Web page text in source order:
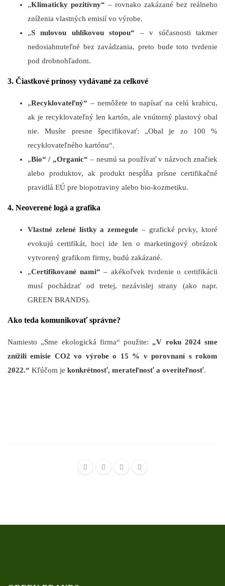
„Klimaticky pozitívny“ – rovnako zakázané bez reálneho
zníženia vlastných emisií vo výrobe.
„S nulovou uhlíkovou stopou“ – v súčasnosti takmer
nedosiahnuteľné bez zavádzania, preto bude toto tvrdenie
pod drobnohľadom.
3. Čiastkové prínosy vydávané za celkové
„Recyklovateľný“ – nemôžete to napísať na celú krabicu,
ak je recyklovateľný len kartón, ale vnútorný plastový obal
nie. Musíte presne špecifikovať: „Obal je zo 100 %
recyklovateľného kartónu“.
„Bio“ / „Organic“ – nesmú sa používať v názvoch značiek
alebo produktov, ak produkt nespĺňa prísne certifikačné
pravidlá EÚ pre biopotraviny alebo bio-kozmetiku.
4. Neoverené logá a grafika
Vlastné zelené lístky a zemegule – grafické prvky, ktoré
evokujú certifikát, hoci ide len o marketingový obrázok
vytvorený grafikom firmy, budú zakázané.
„Certifikované nami“ – akékoľvek tvrdenie o certifikácii
musí pochádzať od tretej, nezávislej strany (ako napr.
GREEN BRANDS).
Ako teda komunikovať správne?
Namiesto „Sme ekologická firma“ použite: „V roku 2024 sme
znížili emisie CO2 vo výrobe o 15 % v porovnaní s rokom
2022.“ Kľúčom je konkrétnosť, merateľnosť a overiteľnosť.